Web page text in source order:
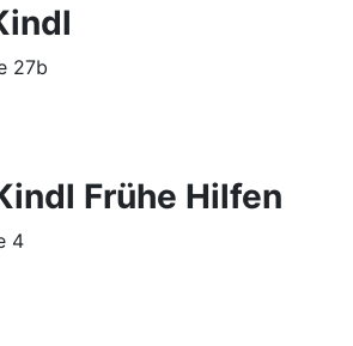
27b
Frühe Hilfen
4